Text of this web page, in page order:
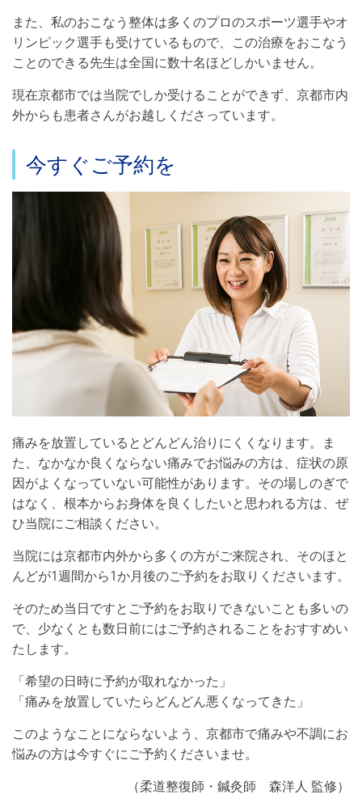
また、私のおこなう整体は多くのプロのスポーツ選手やオ
リンピック選手も受けているもので、この治療をおこなう
ことのできる先生は全国に数十名ほどしかいません。
現在京都市では当院でしか受けることができず、京都市内
外からも患者さんがお越しくださっています。
今すぐご予約を
痛みを放置しているとどんどん治りにくくなります。ま
た、なかなか良くならない痛みでお悩みの方は、症状の原
因がよくなっていない可能性があります。その場しのぎで
はなく、根本からお身体を良くしたいと思われる方は、ぜ
ひ当院にご相談ください。
当院には京都市内外から多くの方がご来院され、そのほと
んどが1週間から1か月後のご予約をお取りくださいます。
そのため当日ですとご予約をお取りできないことも多いの
で、少なくとも数日前にはご予約されることをおすすめい
たします。
「希望の日時に予約が取れなかった」
「痛みを放置していたらどんどん悪くなってきた」
このようなことにならないよう、京都市で痛みや不調にお
悩みの方は今すぐにご予約くださいませ。
（柔道整復師・鍼灸師 森洋人 監修）